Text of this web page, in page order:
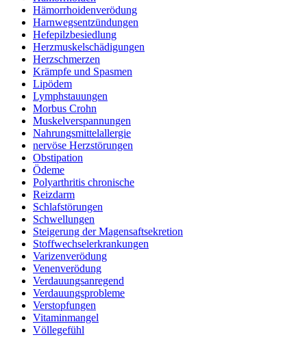
Hämorrhoidenverödung
Harnwegsentzündungen
Hefepilzbesiedlung
Herzmuskelschädigungen
Herzschmerzen
Krämpfe und Spasmen
Lipödem
Lymphstauungen
Morbus Crohn
Muskelverspannungen
Nahrungsmittelallergie
nervöse Herzstörungen
Obstipation
Ödeme
Polyarthritis chronische
Reizdarm
Schlafstörungen
Schwellungen
Steigerung der Magensaftsekretion
Stoffwechselerkrankungen
Varizenverödung
Venenverödung
Verdauungsanregend
Verdauungsprobleme
Verstopfungen
Vitaminmangel
Völlegefühl